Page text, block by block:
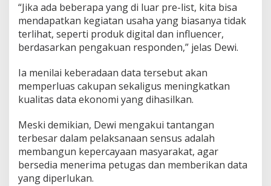
“Jika ada beberapa yang di luar pre-list, kita bisa
mendapatkan kegiatan usaha yang biasanya tidak
terlihat, seperti produk digital dan influencer,
berdasarkan pengakuan responden,” jelas Dewi.
Ia menilai keberadaan data tersebut akan
memperluas cakupan sekaligus meningkatkan
kualitas data ekonomi yang dihasilkan.
Meski demikian, Dewi mengakui tantangan
terbesar dalam pelaksanaan sensus adalah
membangun kepercayaan masyarakat, agar
bersedia menerima petugas dan memberikan data
yang diperlukan.